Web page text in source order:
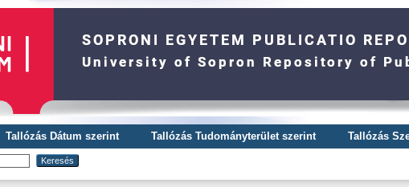
Tallózás Dátum szerint Tallózás Tudományterület szerint Tallózás